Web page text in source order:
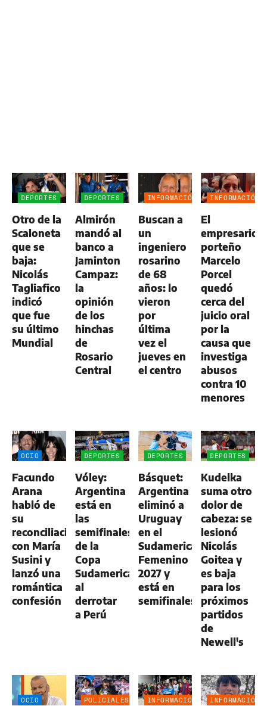
DEPORTES
Otro de la
Scaloneta
que se
baja:
Nicolás
Tagliafico
indicó
que fue
su último
Mundial
DEPORTES
Almirón
mandó al
banco a
Jaminton
Campaz:
la
opinión
de los
hinchas
de
Rosario
Central
INFORMACIÓN
Buscan a
un
ingeniero
rosarino
de 68
años: lo
vieron
por
última
vez el
jueves en
el centro
INFORMACIÓN
El
empresario
porteño
Marcelo
Porcel
quedó
cerca del
juicio oral
por la
causa que
investiga
abusos
contra 10
menores
OCIO
Facundo
Arana
habló de
su
reconciliación
con María
Susini y
lanzó una
romántica
confesión
DEPORTES
Vóley:
Argentina
está en
las
semifinales
de la
Copa
Sudamericana
al
derrotar
a Perú
DEPORTES
Básquet:
Argentina
eliminó a
Uruguay
en el
Sudamericano
Femenino
2027 y
está en
semifinales
DEPORTES
Kudelka
suma otro
dolor de
cabeza: se
lesionó
Nicolás
Goitea y
es baja
para los
próximos
partidos
de
Newell's
OCIO POLICIALES
INFORMACIÓN
INFORMACIÓN